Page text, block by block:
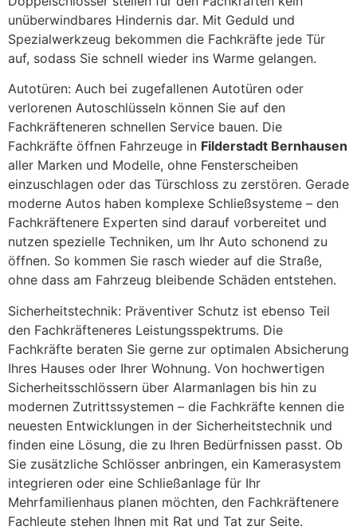
unüberwindbares Hindernis dar. Mit Geduld und
Spezialwerkzeug bekommen die Fachkräfte jede Tür
auf, sodass Sie schnell wieder ins Warme gelangen.
Autotüren: Auch bei zugefallenen Autotüren oder
verlorenen Autoschlüsseln können Sie auf den
Fachkräfteneren schnellen Service bauen. Die
Fachkräfte öffnen Fahrzeuge in Filderstadt Bernhausen
aller Marken und Modelle, ohne Fensterscheiben
einzuschlagen oder das Türschloss zu zerstören. Gerade
moderne Autos haben komplexe Schließsysteme – den
Fachkräftenere Experten sind darauf vorbereitet und
nutzen spezielle Techniken, um Ihr Auto schonend zu
öffnen. So kommen Sie rasch wieder auf die Straße,
ohne dass am Fahrzeug bleibende Schäden entstehen.
Sicherheitstechnik: Präventiver Schutz ist ebenso Teil
den Fachkräfteneres Leistungsspektrums. Die
Fachkräfte beraten Sie gerne zur optimalen Absicherung
Ihres Hauses oder Ihrer Wohnung. Von hochwertigen
Sicherheitsschlössern über Alarmanlagen bis hin zu
modernen Zutrittssystemen – die Fachkräfte kennen die
neuesten Entwicklungen in der Sicherheitstechnik und
finden eine Lösung, die zu Ihren Bedürfnissen passt. Ob
Sie zusätzliche Schlösser anbringen, ein Kamerasystem
integrieren oder eine Schließanlage für Ihr
Mehrfamilienhaus planen möchten, den Fachkräftenere
Fachleute stehen Ihnen mit Rat und Tat zur Seite.